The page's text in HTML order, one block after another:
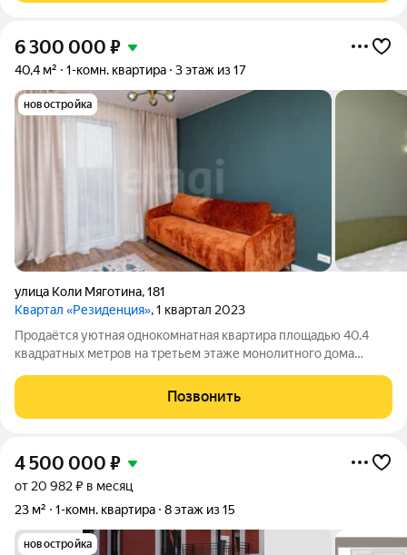
6 300 000 ₽
40,4 м² 1-комн. квартира 3 этаж из 17
новостройка
улица Коли Мяготина,181
Квартал «Резиденция», 1 квартал 2023
Продаётся уютная однокомнатная квартира площадью 40.4
квадратных метров на третьем этаже монолитного дома
Коли Мяготина, 181. Жильё может похвастаться качественным
дизайнерским ремонтом,
Позвонить
4 500 000 ₽
от 20 982 ₽ в месяц
23 м²
1-комн. квартира 8 этаж из 15
новостройка